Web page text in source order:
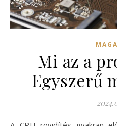
Mi az a
Egyszerű